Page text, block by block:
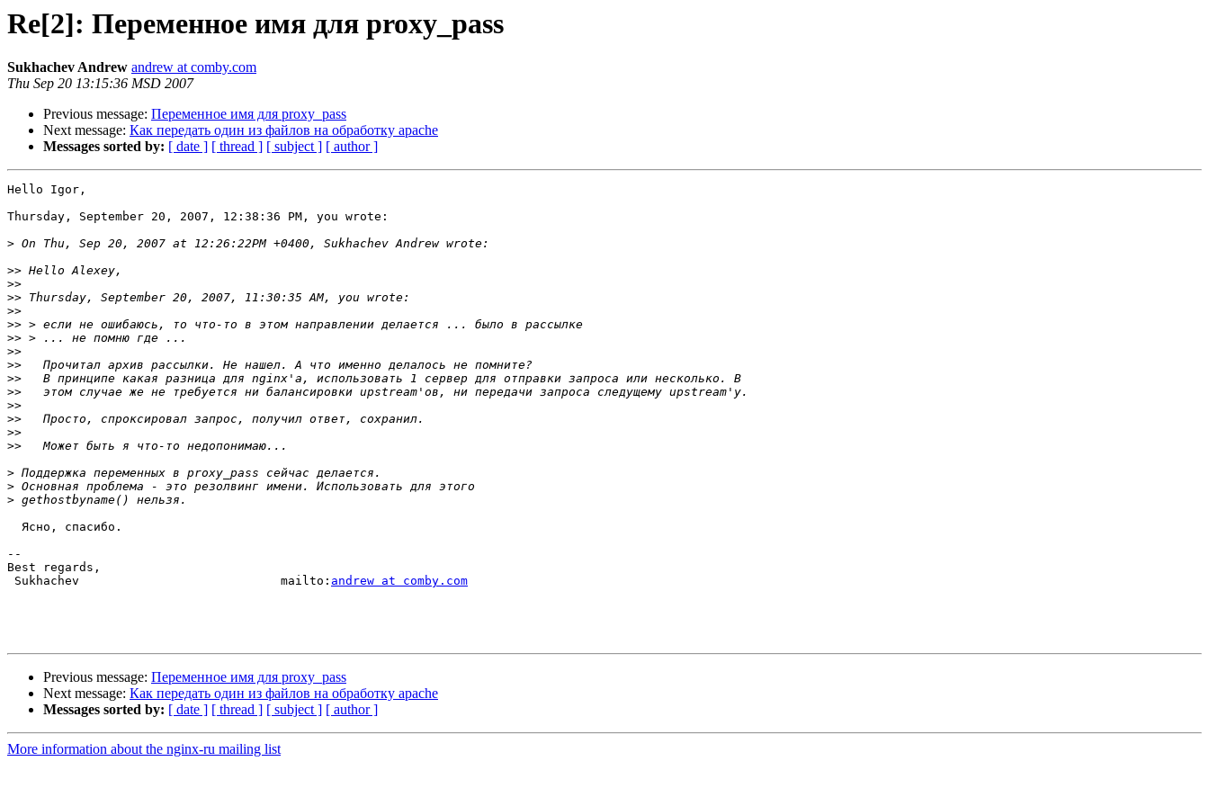
Re[2]: Переменное имя для proxy_pass
Sukhachev Andrew andrew at comby.com
Thu Sep 20 13:15:36 MSD 2007
Previous message: Переменное имя для proxy_pass
Next message: Как передать один из файлов на обработку apache
Messages sorted by: [ date ] [ thread ] [ subject ] [ author ]
Hello Igor,
Thursday, September 20, 2007, 12:38:36 PM, you wrote:
>
>>
>>
>>
>>
>>
>>
>>
>>
>>
>>
>>
>>
>>
>>
>
>
>
  Ясно, спасибо.
--
Best regards,
Sukhachev                            mailto: andrew at comby.com
Previous message: Переменное имя для proxy_pass
Next message: Как передать один из файлов на обработку apache
Messages sorted by: [ date ] [ thread ] [ subject ] [ author ]
More information about the nginx-ru mailing list